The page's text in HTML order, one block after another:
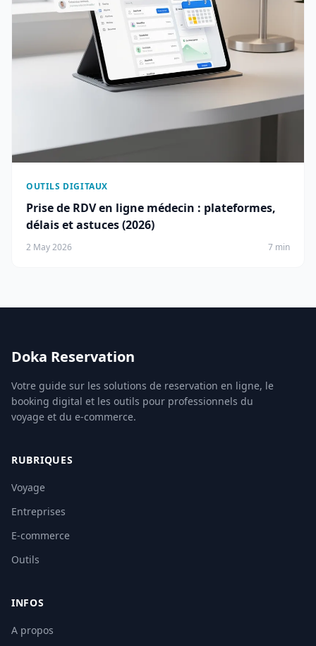
OUTILS DIGITAUX
Prise de RDV en ligne médecin : plateformes,
délais et astuces (2026)
2 May 2026 7 min
Doka Reservation
Votre guide sur les solutions de reservation en ligne, le
booking digital et les outils pour professionnels du
voyage et du e-commerce.
RUBRIQUES
Voyage
Entreprises
E-commerce
Outils
INFOS
A propos